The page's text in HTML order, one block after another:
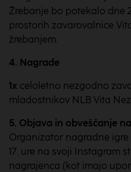
Žrebanje bo potekalo dne
prostorih zavarovalnice
žrebanjem.
4. Nagrade
1x celoletno nezgodno
mladostnikov NLB Vita
5. Objava in obveščanje
Organizator nagradne igre
17. ure na svoji Instagram
nagrajenca (kot imajo